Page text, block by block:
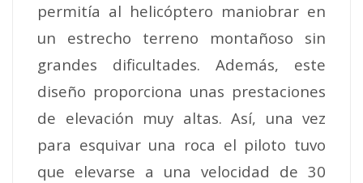
permitía al helicóptero maniobrar en
un estrecho terreno montañoso sin
grandes dificultades. Además, este
diseño proporciona unas prestaciones
de elevación muy altas. Así, una vez
para esquivar una roca el piloto tuvo
que elevarse a una velocidad de 30